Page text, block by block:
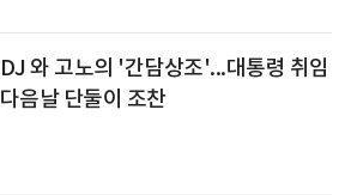
DJ 와 고노의 '간담상조'...대통령 취임
다음날 단둘이 조찬